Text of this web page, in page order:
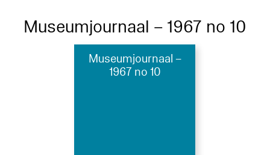
Museumjournaal – 1967 no 10
Museumjournaal –
1967 no 10